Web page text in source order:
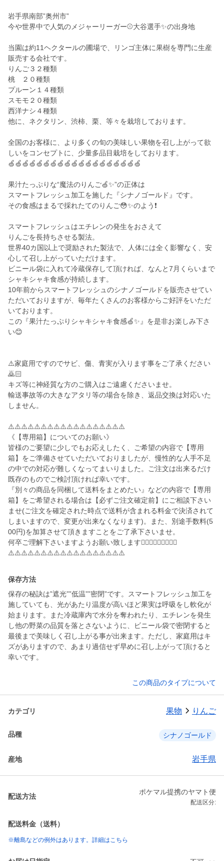
岩手県南部”奥州市”
今や世界中で人気のメジャーリーガー⚾大谷選手✨の出身地
当園は約11ヘクタールの圃場で、リンゴ主体に果樹を専門に生産
販売する会社です。
りんご３２種類
桃 ２０種類
プルーン１４種類
スモモ２０種類
西洋ナシ４種類
他に、ネクタリン、渋柿、栗、等々を栽培しております。
全国のお客様に、より多くの旬の美味しい果物を召し上がって欲
しいをコンセプトに、少量多品目栽培をしております。
🍏🍏🍏🍏🍏🍏🍏🍏🍏🍏🍏🍏🍏🍏🍏🍏🍏🍏🍏
果汁たっぷりな“魔法のりんご🍏✨”の正体は
スマートフレッシュ加工を施した『シナノゴールド』です。
その食感はまるで採れたてのりんご😳✨のよう❗️
スマートフレッシュはエチレンの発生をおさえて
りんごを長持ちさせる製法。
世界40カ国以上で奨励された製法で、人体には全く影響なく、安
心して召し上がっていただけます。
ビニール袋に入れて冷蔵保存して頂ければ、なんと7月くらいまで
シャキシャキ食感が持続します。
10年前からスマートフレッシュのシナノゴールドを販売させてい
ただいておりますが、毎年たくさんのお客様からご好評をいただ
いております。
この『果汁たっぷりシャキシャキ食感🍏✨』を是非お楽しみ下さ
い😊
⚠️家庭用ですのでサビ、傷、青実が入ります事をご了承ください
🙇🏻
キズ等に神経質な方のご購入はご遠慮くださいませ。
輸送事故等の大きなアタリ等の場合を除き、返品交換は対応いた
しません。
⚠️⚠️⚠️⚠️⚠️⚠️⚠️⚠️⚠️⚠️⚠️⚠️⚠️⚠️⚠️⚠️⚠️⚠️
《【専用箱】についてのお願い》
皆様のご要望に少しでもお応えしたく、ご希望の内容で【専用
箱】をご準備させていただいておりましたが、慢性的な人手不足
の中での対応が難しくなってまいりました。ご注文は出来るだけ
既存のものでご検討頂ければ幸いです。
『別々の商品を同梱して送料をまとめたい』などの内容で【専用
箱】をご希望される場合は【必ずご注文確定前】にご相談下さい
ませ(ご注文を確定された時点で送料が含まれる料金で決済されて
しまいますので、変更が出来なくなります)。また、別途手数料(5
00円)を加算させて頂きますことをご了承下さいませ。
何卒ご理解下さいますようお願い致します🙇🏻‍♀️🙇🏻‍♀️🙇🏻‍♀️
保存方法
保存の秘訣は”遮光””低温””密閉”です。スマートフレッシュ加工を
施していても、光があたり温度が高いほど果実は呼吸をし軟化が
始まります。また冷蔵庫内で水分を奪われたり、エチレンを発生
し他の野菜の品質を落とさないように、ビニール袋で密閉すると
最後まで美味しく召し上がる事が出来ます。ただし、家庭用はキ
ズがありますので、あまり過信せず早めに召し上がって頂けると
幸いです。
この商品のタイプについて
カテゴリ 果物 りんご
品種 シナノゴールド
産地 岩手県
配送方法
ポケマル提携のヤマト便
配送区分:
配送料金（送料）
※離島などの例外はあります。詳細はこちら